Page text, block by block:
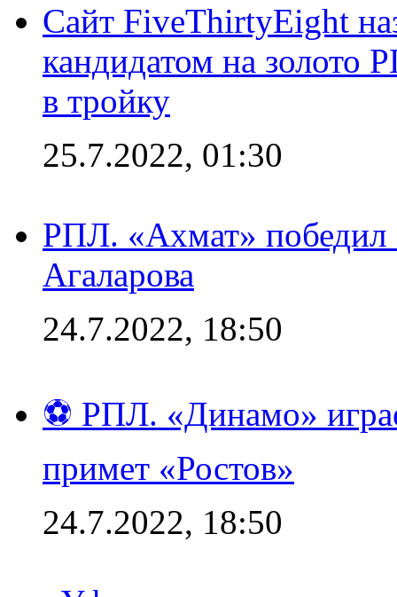
Сайт FiveThirtyEight
кандидатом на
в тройку
25.7.2022, 01:30
РПЛ. «Ахмат» победил
Агаларова
24.7.2022, 18:50
⚽ РПЛ. «Динамо»
примет «Ростов»
24.7.2022, 18:50